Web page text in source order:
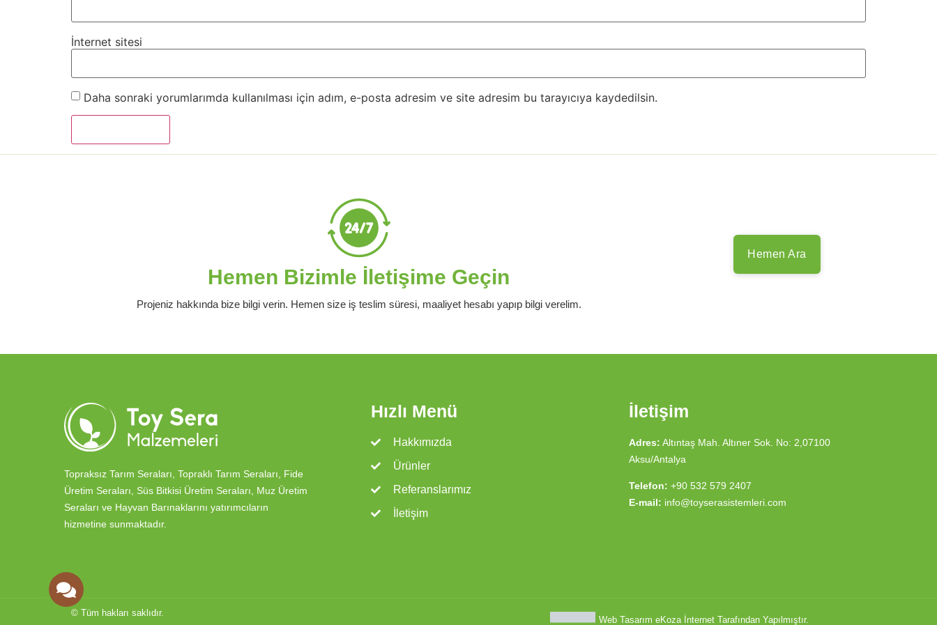
İnternet sitesi
Daha sonraki yorumlarımda kullanılması için adım, e-posta adresim ve site adresim bu tarayıcıya kaydedilsin.
Hemen Bizimle İletişime Geçin
Projeniz hakkında bize bilgi verin. Hemen size iş teslim süresi, maaliyet hesabı yapıp bilgi verelim.
Hemen Ara
Topraksız Tarım Seraları, Topraklı Tarım Seraları, Fide
Üretim Seraları, Süs Bitkisi Üretim Seraları, Muz Üretim
Seraları ve Hayvan Barınaklarını yatırımcıların
hizmetine sunmaktadır.
Hızlı Menü
Hakkımızda
Ürünler
Referanslarımız
İletişim
İletişim
Adres: Altıntaş Mah. Altıner Sok. No: 2,07100
Aksu/Antalya
Telefon: +90 532 579 2407
E-mail: info@toyserasistemleri.com
© Tüm hakları saklıdır.
Web Tasarım eKoza İnternet Tarafından Yapılmıştır.